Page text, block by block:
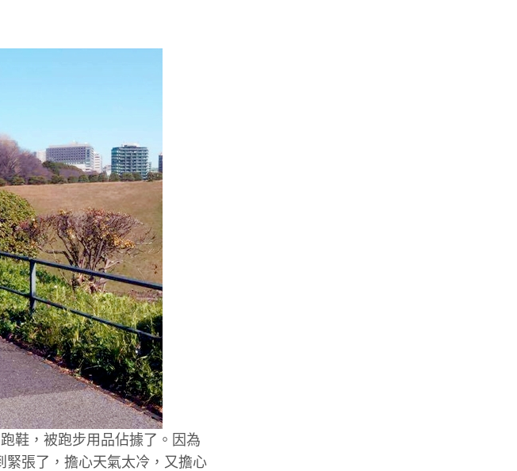
鞋，被跑步用品佔據了。因為
張了，擔心天氣太冷，又擔心